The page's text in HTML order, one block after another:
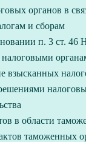
органов в
и сборам
п. 3 ст.
взысканных
в области
таможенных